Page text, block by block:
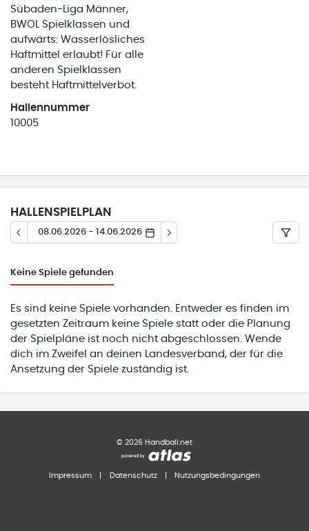
Sübaden-Liga Männer,
BWOL Spielklassen und
aufwärts: Wasserlösliches
Haftmittel erlaubt! Für alle
anderen Spielklassen
besteht Haftmittelverbot.
Hallennummer
10005
HALLENSPIELPLAN
08.06.2026 - 14.06.2026
Keine Spiele gefunden
Es sind keine Spiele vorhanden. Entweder es finden im
gesetzten Zeitraum keine Spiele statt oder die Planung
der Spielpläne ist noch nicht abgeschlossen. Wende
dich im Zweifel an deinen Landesverband, der für die
Ansetzung der Spiele zuständig ist.
© 2026 Handball.net
Impressum Datenschutz Nutzungsbedingungen